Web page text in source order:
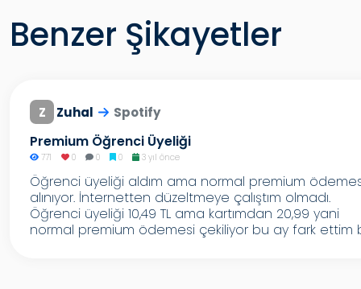
Benzer Şikayetler
Z Zuhal Spotify
Premium Öğrenci Üyeliği
771 0 0 0 3 yıl önce
Öğrenci üyeliği aldım ama normal premium
alınıyor. İnternetten düzeltmeye çalıştım olmadı.
Öğrenci üyeliği 10,49 TL ama kartımdan 20,99 yani
normal premium ödemesi çekiliyor bu ay fark ettim